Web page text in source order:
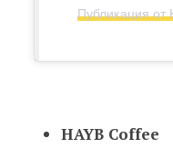
HAYB Coffee